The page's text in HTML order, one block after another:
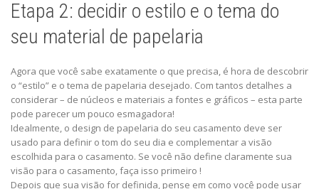
Etapa 2: decidir o estilo e o tema do
seu material de papelaria
Agora que você sabe exatamente o que precisa, é hora de descobrir
o “estilo” e o tema de papelaria desejado. Com tantos detalhes a
considerar – de núcleos e materiais a fontes e gráficos – esta parte
pode parecer um pouco esmagadora!
Idealmente, o design de papelaria do seu casamento deve ser
usado para definir o tom do seu dia e complementar a visão
escolhida para o casamento. Se você não define claramente sua
visão para o casamento, faça isso primeiro !
Depois que sua visão for definida, pense em como você pode usar